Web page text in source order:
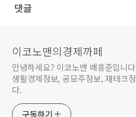
댓글
이코노맨의경제까페
안녕하세요? 이코노맨 배흥준입니
생활경제정보, 공모주정보, 재테크
다.
구독하기